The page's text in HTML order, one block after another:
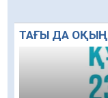
ТАҒЫ ДА